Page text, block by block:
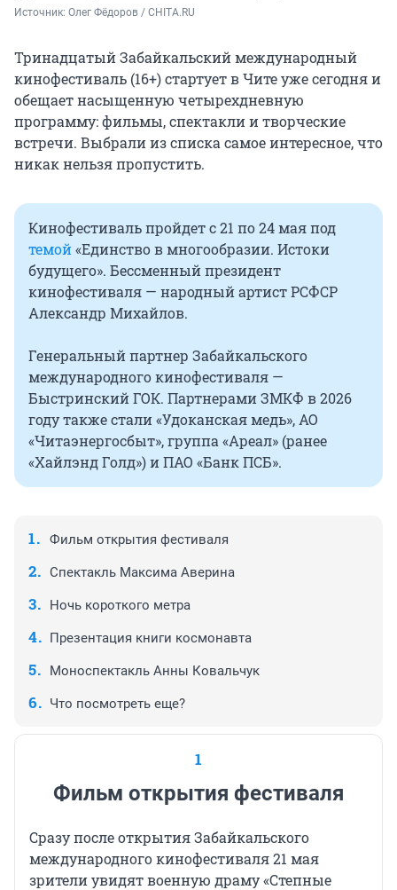
Источник: Олег Фёдоров / CHITA.RU
Тринадцатый Забайкальский международный
кинофестиваль (16+)стартует в Чите уже сегодня и
обещает насыщенную четырехдневную
программу: фильмы, спектакли и творческие
встречи. Выбрали из списка самое интересное, что
никак нельзя пропустить.
Кинофестиваль пройдет с 21 по 24 мая под
темой«Единство в многообразии. Истоки
будущего». Бессменный президент
кинофестиваля — народный артист РСФСР
Александр Михайлов.
Генеральный партнер Забайкальского
международного кинофестиваля —
Быстринский ГОК. Партнерами ЗМКФ в 2026
году также стали «Удоканская медь», АО
«Читаэнергосбыт», группа «Ареал» (ранее
«Хайлэнд Голд») и ПАО «Банк ПСБ».
Фильм открытия фестиваля
Спектакль Максима Аверина
Ночь короткого метра
Презентация книги космонавта
Моноспектакль Анны Ковальчук
Что посмотреть еще?
1
Фильм открытия фестиваля
Сразу после открытия Забайкальского
международного кинофестиваля 21 мая
зрители увидят военную драму «Степные